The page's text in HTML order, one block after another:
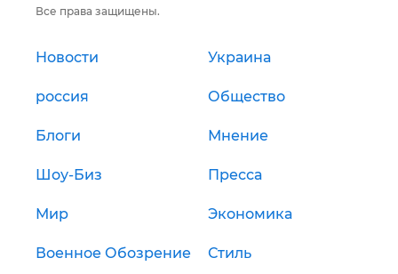
Все права защищены.
Новости Украина
россия Общество
Блоги Мнение
Шоу-Биз Пресса
Мир Экономика
Военное Обозрение Стиль